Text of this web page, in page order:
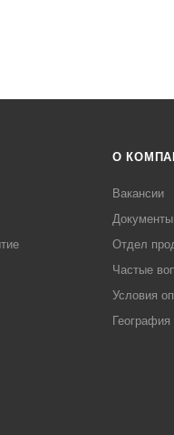
О
Вакансии
Отдел
Частые
Условия
География